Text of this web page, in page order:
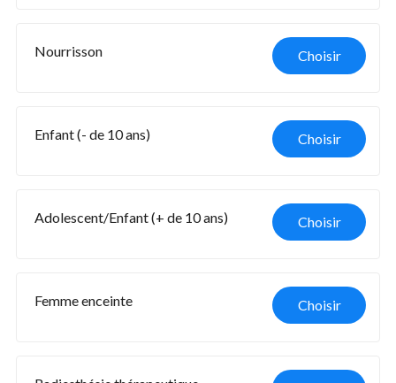
Choisir
Nourrisson
Choisir
Enfant (- de 10 ans)
Choisir
Adolescent/Enfant (+ de 10 ans)
Choisir
Femme enceinte